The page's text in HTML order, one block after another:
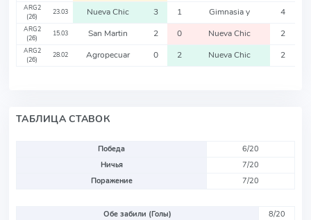
ARG2
(26)
23.03 Nueva Chic 3 1 Gimnasia y 4
ARG2
(26)
15.03 San Martin 2 0 Nueva Chic 2
ARG2
(26)
28.02 Agropecuar 0 2 Nueva Chic 2
ТАБЛИЦА СТАВОК
Победа
6/20
Ничья
7/20
Поражение
7/20
Обе забили (Голы)
8/20